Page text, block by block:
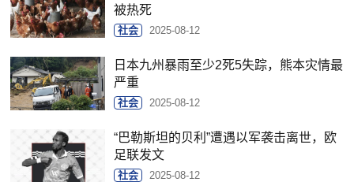
被热死
社会 2025-08-12
日本九州暴雨至少2死5失踪，熊本灾情最
严重
社会 2025-08-12
“巴勒斯坦的贝利”遭遇以军袭击离世，欧
足联发文
社会 2025-08-12